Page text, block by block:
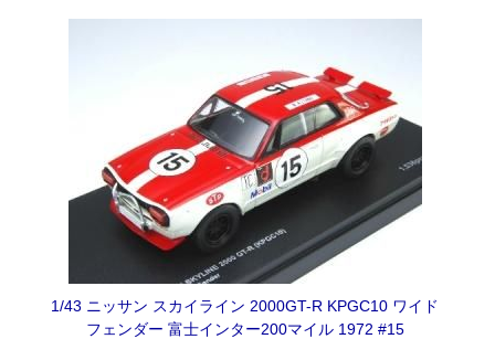
1/43 ニッサン スカイライン 2000GT-R KPGC10 ワイド
フェンダー 富士インター200マイル 1972 #15